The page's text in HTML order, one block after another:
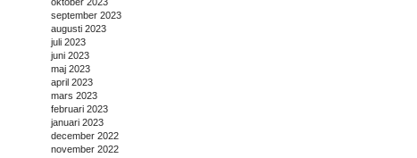
september 2023
augusti 2023
juli 2023
juni 2023
maj 2023
april 2023
mars 2023
februari 2023
januari 2023
december 2022
november 2022